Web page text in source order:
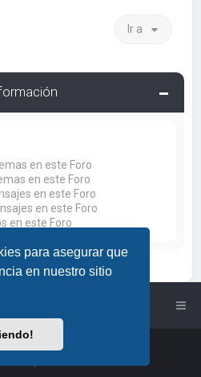
para asegurar que
en nuestro sitio
Ir a
en este Foro
en este Foro
en este Foro
en este Foro
en este Foro
PlanetStyles